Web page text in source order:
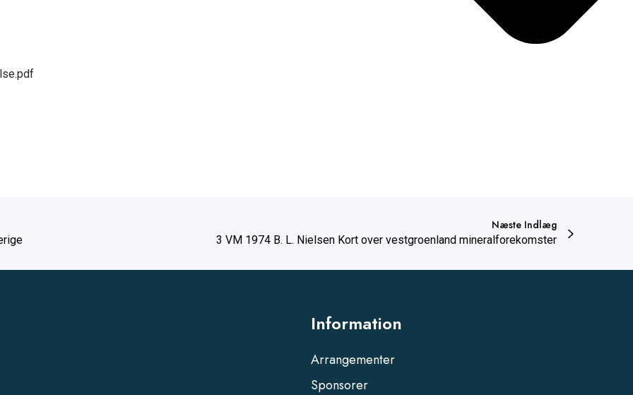
Næste Indlæg
3 VM 1974 B. L. Nielsen Kort over vestgroenland mineralforekomster
Information
Arrangementer
Sponsorer